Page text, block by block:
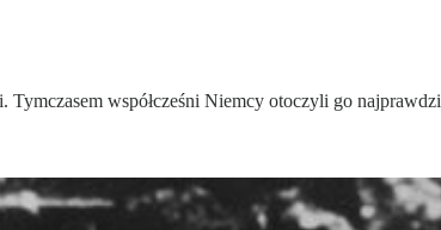
współcześni Niemcy otoczyli go